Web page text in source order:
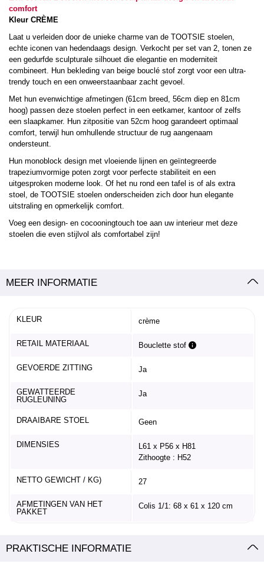
comfort
Kleur CRÈME
Laat u verleiden door de unieke charme van de TOOTSIE stoelen,
echte iconen van hedendaags design. Verkocht per set van 2, tonen ze
een gedurfde sculpturale silhouet die elegantie en moderniteit
combineert. Hun bekleding van beige bouclé stof zorgt voor een ultra-
trendy touch en een onweerstaanbaar zacht gevoel.
Met hun evenwichtige afmetingen (61cm breed, 56cm diep en 81cm
hoog) passen deze stoelen perfect in een eetkamer, kantoor of zelfs
een slaapkamer. Hun zitpositie van 52cm hoog garandeert optimaal
comfort, terwijl hun omhullende structuur de rug aangenaam
ondersteunt.
Hun monoblock design met vloeiende lijnen en geïntegreerde
trapeziumvormige poten zorgt voor perfecte stabiliteit en een
uitgesproken moderne look. Of het nu rond een tafel is of als extra
stoel, de TOOTSIE stoelen onderscheiden zich door hun elegante
uitstraling en opmerkelijk comfort.
Voeg een design- en cocooningtouch toe aan uw interieur met deze
stoelen die even stijlvol als comfortabel zijn!
MEER INFORMATIE
KLEUR crème
RETAIL MATERIAAL Bouclette stof
GEVOERDE ZITTING Ja
GEWATTEERDE
RUGLEUNING
Ja
DRAAIBARE STOEL Geen
DIMENSIES
L61 x P56 x H81
Zithoogte : H52
NETTO GEWICHT / KG) 27
AFMETINGEN VAN HET
PAKKET
Colis 1/1: 68 x 61 x 120 cm
PRAKTISCHE INFORMATIE